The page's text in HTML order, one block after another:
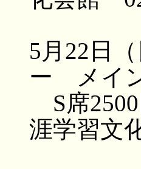
5月22日
ー メイ
S席
涯学習文